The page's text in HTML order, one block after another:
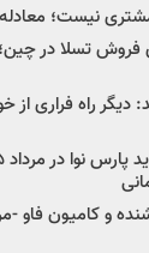
نیست؛ معادله
فروش تسلا در
دیگر راه فراری از